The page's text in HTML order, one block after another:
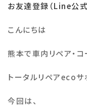
施工例
会社概要
お友達登録（Line公式
こんにちは
熊本で車内リペア・コ
トータルリペアecoサ
今回は、